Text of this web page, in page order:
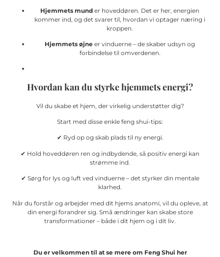
Hjemmets mund er hoveddøren. Det er her, energien
kommer ind, og det svarer til, hvordan vi optager næring i
kroppen.
Hjemmets øjne er vinduerne – de skaber udsyn og
forbindelse til omverdenen.
Hvordan kan du styrke hjemmets energi?
Vil du skabe et hjem, der virkelig understøtter dig?
Start med disse enkle feng shui-tips:
✔ Ryd op og skab plads til ny energi.
✔ Hold hoveddøren ren og indbydende, så positiv energi kan
strømme ind.
✔ Sørg for lys og luft ved vinduerne – det styrker din mentale
klarhed.
Når du forstår og arbejder med dit hjems anatomi, vil du opleve, at
din energi forandrer sig. Små ændringer kan skabe store
transformationer – både i dit hjem og i dit liv.
Du er velkommen tíl at se mere om Feng Shui her